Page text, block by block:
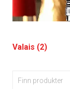
Valais (2)